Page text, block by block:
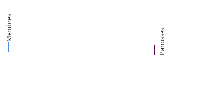
Membres Paroisses